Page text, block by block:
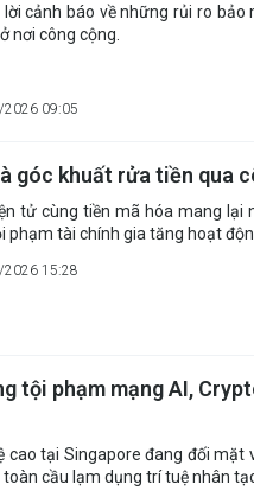
09:05
lời cảnh báo về những rủi ro
nơi công cộng.
15:28
góc khuất rửa tiền qua
tử cùng tiền mã hóa mang lại
phạm tài chính gia tăng hoạt
tội phạm mạng AI,
cao tại Singapore đang đối
cầu lạm dụng trí tuệ nhân